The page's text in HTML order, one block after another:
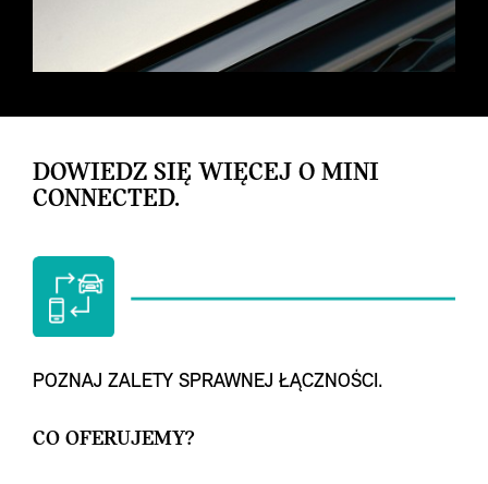
DOWIEDZ SIĘ WIĘCEJ O MINI
CONNECTED.
POZNAJ ZALETY SPRAWNEJ ŁĄCZNOŚCI.
CO OFERUJEMY?